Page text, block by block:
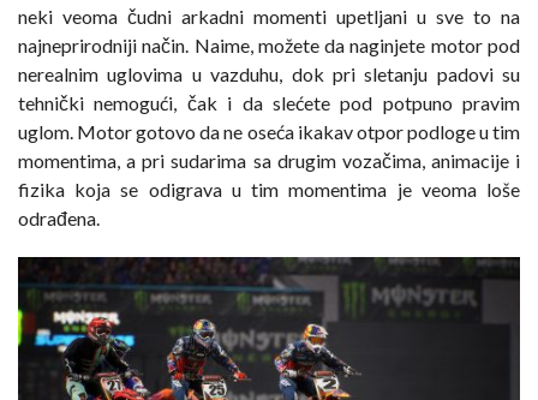
neki veoma čudni arkadni momenti upetljani u sve to na
najneprirodniji način. Naime, možete da naginjete motor pod
nerealnim uglovima u vazduhu, dok pri sletanju padovi su
tehnički nemogući, čak i da slećete pod potpuno pravim
uglom. Motor gotovo da ne oseća ikakav otpor podloge u tim
momentima, a pri sudarima sa drugim vozačima, animacije i
fizika koja se odigrava u tim momentima je veoma loše
odrađena.